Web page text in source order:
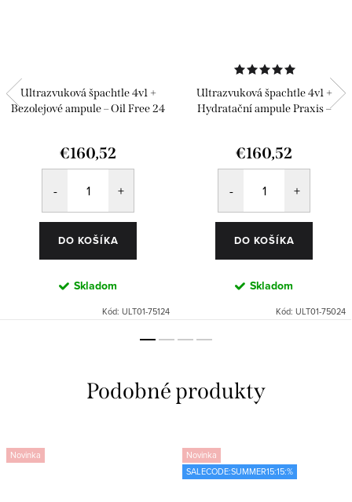
Ultrazvuková špachtle 4v1 +
Bezolejové ampule – Oil Free 24
€160,52
DO KOŠÍKA
Skladom
Kód: ULT01-75124
Ultrazvuková špachtle 4v1 +
Hydratační ampule Praxis –
€160,52
DO KOŠÍKA
Skladom
Kód: ULT01-75024
Novinka
Novinka
SALECODE:SUMMER15:15:%